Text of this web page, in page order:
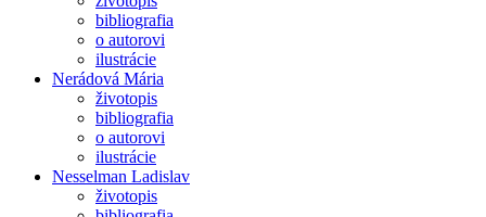
bibliografia
o autorovi
ilustrácie
Nerádová Mária
životopis
bibliografia
o autorovi
ilustrácie
Nesselman Ladislav
životopis